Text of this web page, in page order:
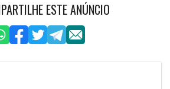
ESTE ANÚNCIO